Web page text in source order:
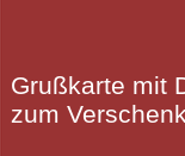
Grußkarte mit
zum